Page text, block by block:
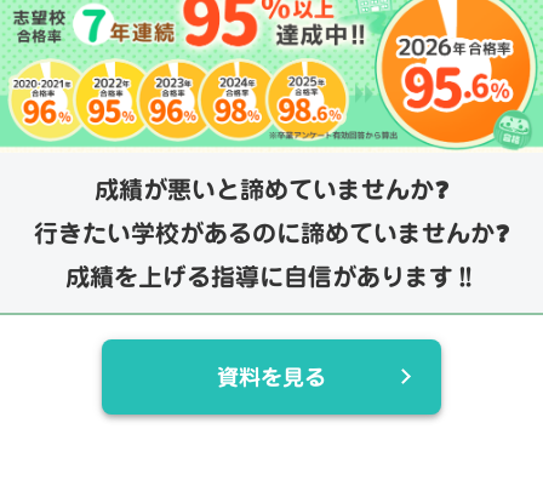
成績が悪いと諦めていませんか❓
行きたい学校があるのに諦めていませんか❓
成績を上げる指導に自信があります‼️
資料を見る